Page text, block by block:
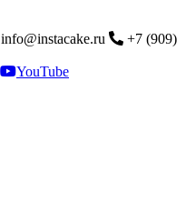
info@instacake.ru
+7 (909)
YouTube